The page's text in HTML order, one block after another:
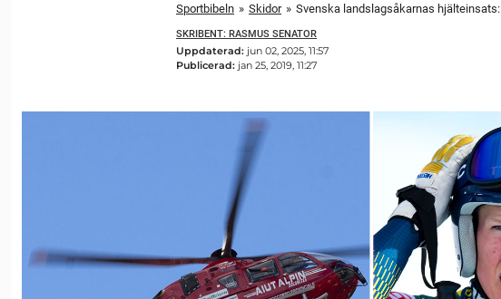
Sportbibeln » Skidor » Svenska landslagsåkarnas
SKRIBENT: RASMUS SENATOR
Uppdaterad: jun 02, 2025, 11:57
Publicerad: jan 25, 2019, 11:27